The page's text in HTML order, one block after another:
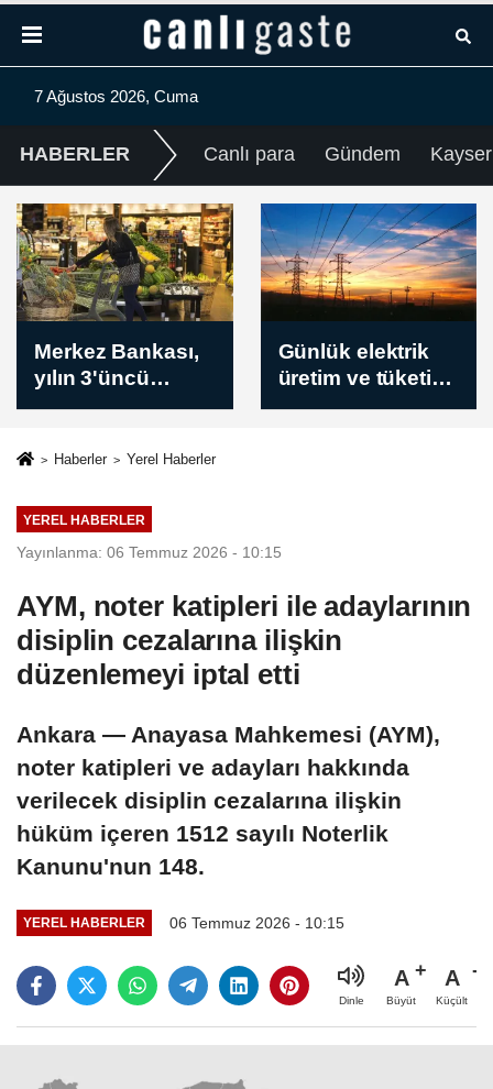
7 Ağustos 2026, Cuma
HABERLER Canlı para Gündem
Günlük elektrik
üretim ve tüketim
verileri / 7
Borsa güne
yükselişle başladı
Haberler Yerel Haberler
YEREL HABERLER
Yayınlanma: 06 Temmuz 2026 - 10:15
AYM, noter katipleri ile adaylarının
disiplin cezalarına ilişkin
düzenlemeyi iptal etti
Ankara — Anayasa Mahkemesi (AYM),
noter katipleri ve adayları hakkında
verilecek disiplin cezalarına ilişkin
hüküm içeren 1512 sayılı Noterlik
Kanunu'nun 148.
YEREL HABERLER 06 Temmuz 2026 - 10:15
Dinle
A
Büyüt
A
Küçült